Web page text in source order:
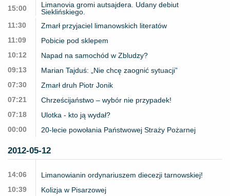
15:00
Limanovia gromi autsajdera. Udany debiut
Sieklińskiego.
11:30
Zmarł przyjaciel limanowskich literatów
11:09
Pobicie pod sklepem
10:12
Napad na samochód w Zbludzy?
09:13
Marian Tajduś: „Nie chcę zaognić sytuacji”
07:30
Zmarł druh Piotr Jonik
07:21
Chrześcijaństwo – wybór nie przypadek!
07:18
Ulotka - kto ją wydał?
00:00
20-lecie powołania Państwowej Straży Pożarnej
2012-05-12
14:06
Limanowianin ordynariuszem diecezji tarnowskiej!
10:39
Kolizja w Pisarzowej